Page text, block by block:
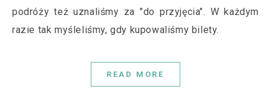
podróży też uznaliśmy za "do przyjęcia". W każdym
razie tak myśleliśmy, gdy kupowaliśmy bilety.
READ MORE